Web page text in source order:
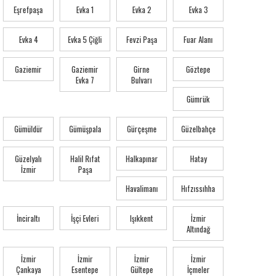
Eşrefpaşa Evka 1 Evka 2 Evka 3
Evka 4 Evka 5 Çiğli Fevzi Paşa Fuar Alanı
Gaziemir
Gaziemir
Evka 7
Girne
Bulvarı
Göztepe
Gümrük
Gümüldür Gümüşpala Gürçeşme Güzelbahçe
Güzelyalı
İzmir
Halil Rıfat
Paşa
Halkapınar Hatay
Havalimanı Hıfzıssıhha
İnciraltı İşçi Evleri Işıkkent
İzmir
Altındağ
İzmir
Çankaya
İzmir
Esentepe
İzmir
Gültepe
İzmir
İçmeler